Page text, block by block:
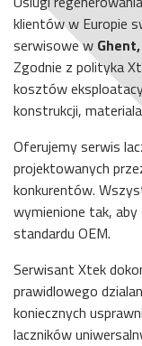
klientów w Europie
serwisowe w
Zgodnie z polityka
kosztów
konstrukcji,
Oferujemy serwis
projektowanych
konkurentów.
wymienione tak,
standardu OEM.
Serwisant Xtek
prawidlowego
koniecznych
laczników